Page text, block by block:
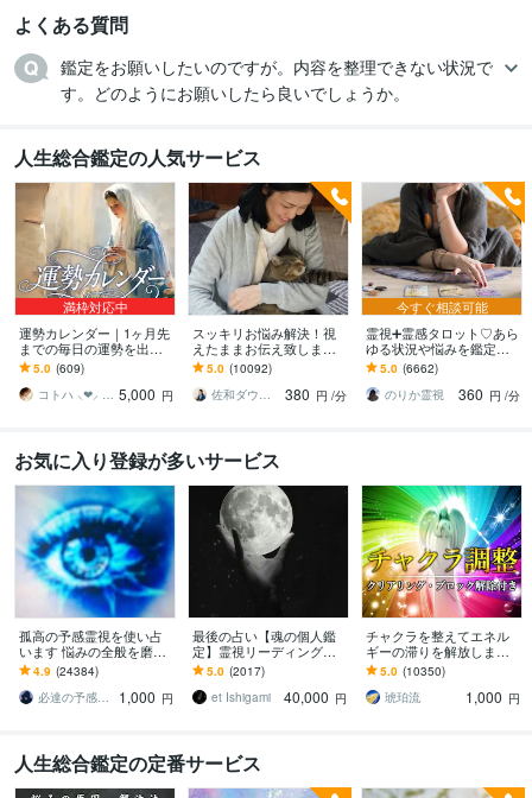
よくある質問
鑑定をお願いしたいのですが。内容を整理できない状況で
す。どのようにお願いしたら良いでしょうか。
人生総合鑑定の人気サービス
満枠対応中
運勢カレンダー｜1ヶ月先
までの毎日の運勢を出し
ます 30日×500字のおよそ
1万5千文字で細かく詳細
に記します
5.0 (609)
コトハ ⸜❤︎⸝ 新サービス提供開始✨️ 5,000 円
スッキリお悩み解決！視
えたままお伝え致します
恋愛、結婚、人間関係、
仕事、人生、ペットの気
持ち等◎祈願付き
5.0 (10092)
佐和ダウジング＆スピリットメンター
380 円 /分
今すぐ相談可能
霊視➕霊感タロット♡あら
ゆる状況や悩みを鑑定し
ます 霊能家系末裔 |プロ占
い師歴16年| 気持ちや未来
を伝えます
5.0 (6662)
のりか霊視
360 円 /分
お気に入り登録が多いサービス
孤高の予感霊視を使い占
います 悩みの全般を磨き
上げ、研ぎ澄ました予感
より霊視により導きます
4.9 (24384)
必達の予感霊視 渡邊 潤一
1,000 円
最後の占い【魂の個人鑑
定】霊視リーディング承
ります 運命の地図を手
に、輝く人生を創る｜魂
の全体像を紐解く鑑定
5.0 (2017)
et Ishigami
40,000 円
チャクラを整えてエネル
ギーの滞りを解放します 7
割超リピート！人生を変
えたい人のエネルギー調
整
5.0 (10350)
琥珀流
1,000 円
人生総合鑑定の定番サービス